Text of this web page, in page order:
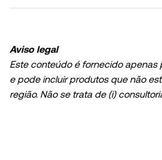
Aviso legal
Este conteúdo é fornecido apenas
e pode incluir produtos que não
região. Não se trata de (i)
de investimento; (ii) uma oferta ou